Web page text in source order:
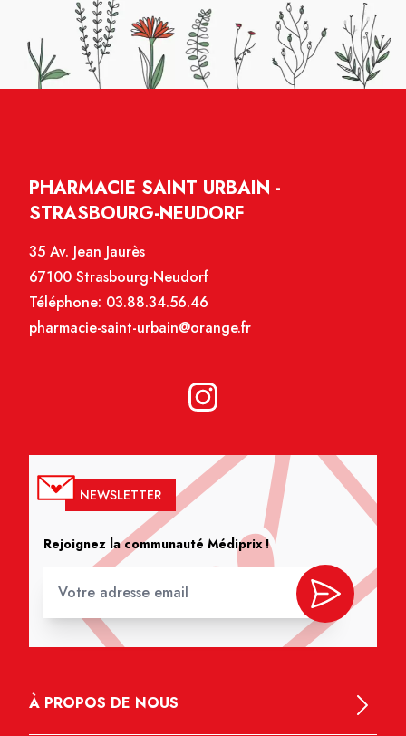
PHARMACIE SAINT URBAIN -
STRASBOURG-NEUDORF
35 Av. Jean Jaurès
67100 Strasbourg-Neudorf
Téléphone: 03.88.34.56.46
pharmacie-saint-urbain@orange.fr
NEWSLETTER
Rejoignez la communauté Médiprix !
À PROPOS DE NOUS